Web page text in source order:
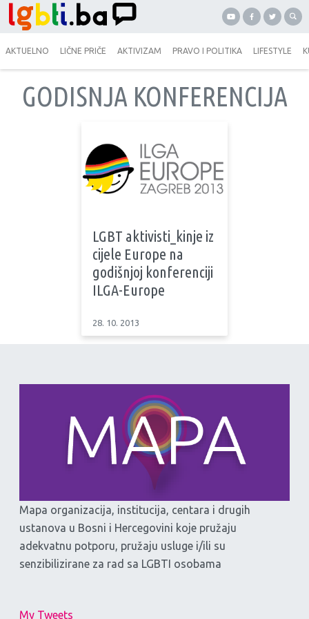
AKTUELNO LIČNE PRIČE AKTIVIZAM PRAVO I POLITIKA LIFESTYLE
GODISNJA KONFERENCIJA
LGBT aktivisti_kinje iz
cijele Europe na
godišnjoj konferenciji
ILGA-Europe
28. 10. 2013
Mapa organizacija, institucija, centara i drugih
ustanova u Bosni i Hercegovini koje pružaju
adekvatnu potporu, pružaju usluge i/ili su
senzibilizirane za rad sa LGBTI osobama
My Tweets